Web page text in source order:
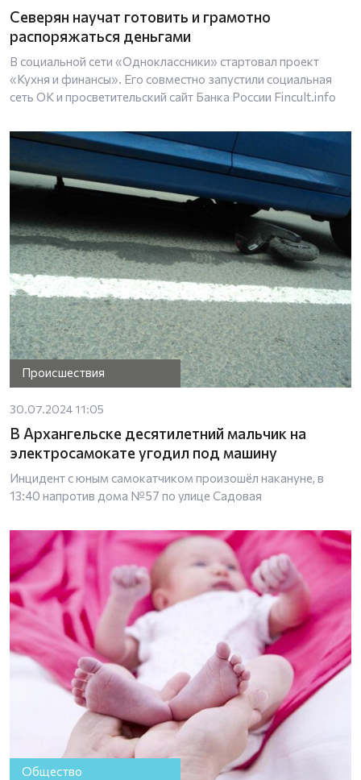
Северян научат готовить и грамотно
распоряжаться деньгами
В социальной сети «Одноклассники» стартовал проект
«Кухня и финансы». Его совместно запустили социальная
сеть ОК и просветительский сайт Банка России Fincult.info
Происшествия
30.07.2024 11:05
В Архангельске десятилетний мальчик на
электросамокате угодил под машину
Инцидент с юным самокатчиком произошёл накануне, в
13:40 напротив дома №57 по улице Садовая
Общество